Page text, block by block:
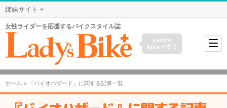
姉妹サイト
女性ライダーを応援するバイクスタイル誌
Lady's
Bikeって？
ホーム > 『バイオハザード』に関する記事一覧